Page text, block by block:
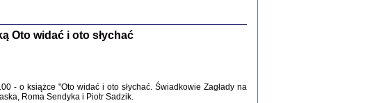
Oto widać i oto słychać
- o książce "Oto widać i oto słychać. Świadkowie Zagłady na
Roma Sendyka i Piotr Sadzik.